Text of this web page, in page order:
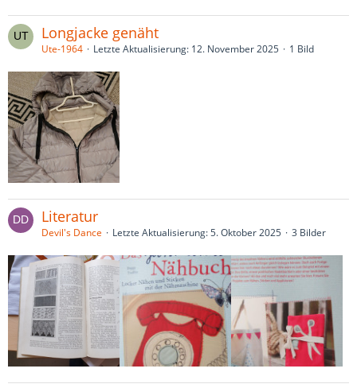
Longjacke genäht
Ute-1964 Letzte Aktualisierung: 12. November 2025 1 Bild
Literatur
Devil's Dance Letzte Aktualisierung:5. Oktober 2025 3 Bilder